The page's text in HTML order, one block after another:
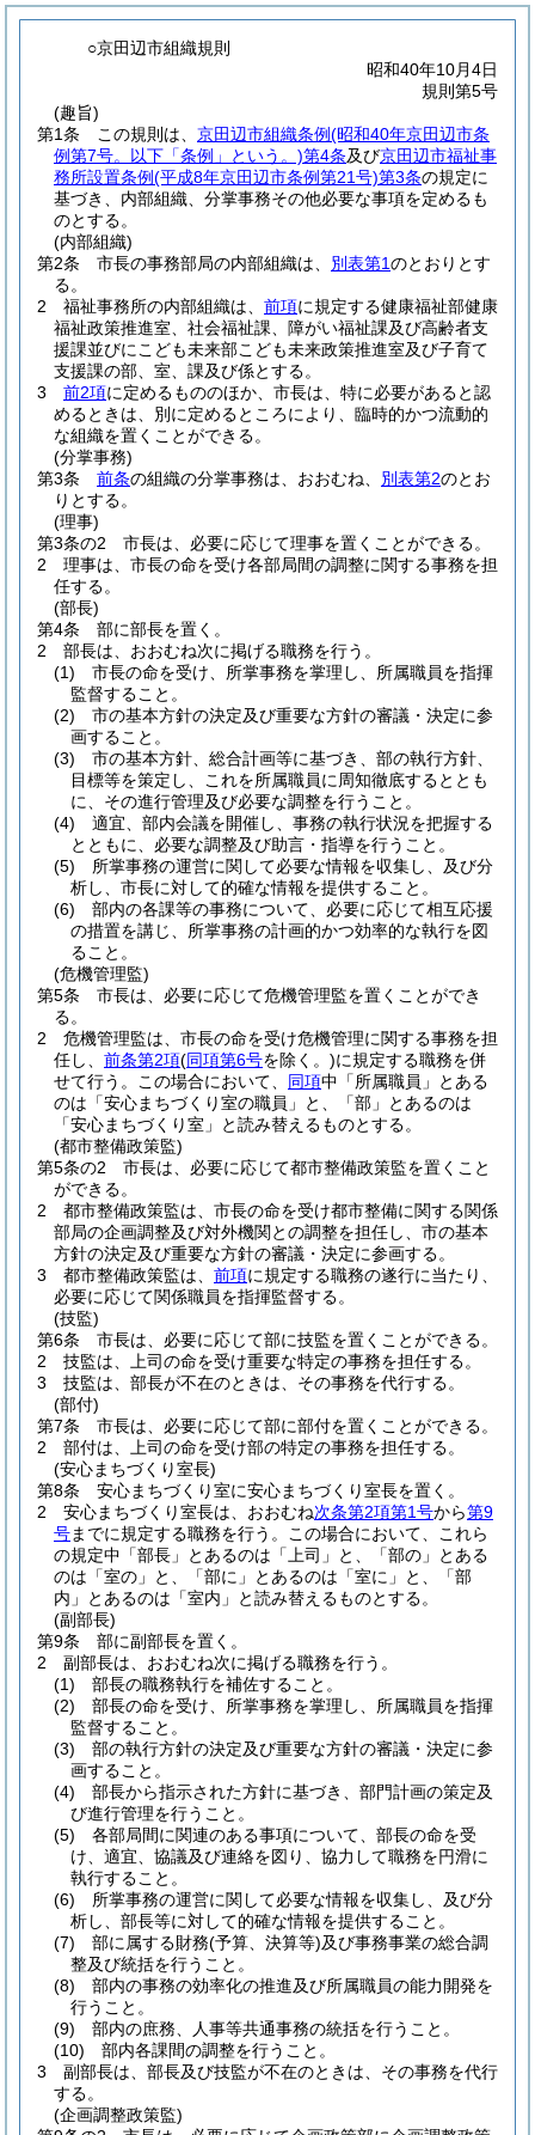
○京田辺市組織規則
昭和40年10月4日
規則第5号
(趣旨)
第1条
この規則は、 京田辺市組織条例(昭和40年京田辺市条
例第7号。以下「条例」という。)第4条及び京田辺市福祉事
務所設置条例(平成8年京田辺市条例第21号)第3条の規定に
基づき、内部組織、分掌事務その他必要な事項を定めるも
のとする。
(内部組織)
第2条
市長の事務部局の内部組織は、 別表第1のとおりとす
る。
2
福祉事務所の内部組織は、 前項に規定する健康福祉部健康
福祉政策推進室、社会福祉課、障がい福祉課及び高齢者支
援課並びにこども未来部こども未来政策推進室及び子育て
支援課の部、室、課及び係とする。
3
前2項に定めるもののほか、市長は、特に必要があると認
めるときは、別に定めるところにより、臨時的かつ流動的
な組織を置くことができる。
(分掌事務)
第3条
前条の組織の分掌事務は、おおむね、 別表第2のとお
りとする。
(理事)
第3条の2
市長は、必要に応じて理事を置くことができる。
2
理事は、市長の命を受け各部局間の調整に関する事務を担
任する。
(部長)
第4条
部に部長を置く。
2
部長は、おおむね次に掲げる職務を行う。
(1)
市長の命を受け、所掌事務を掌理し、所属職員を指揮
監督すること。
(2)
市の基本方針の決定及び重要な方針の審議・決定に参
画すること。
(3)
市の基本方針、総合計画等に基づき、部の執行方針、
目標等を策定し、これを所属職員に周知徹底するととも
に、その進行管理及び必要な調整を行うこと。
(4)
適宜、部内会議を開催し、事務の執行状況を把握する
とともに、必要な調整及び助言・指導を行うこと。
(5)
所掌事務の運営に関して必要な情報を収集し、及び分
析し、市長に対して的確な情報を提供すること。
(6)
部内の各課等の事務について、必要に応じて相互応援
の措置を講じ、所掌事務の計画的かつ効率的な執行を図
ること。
(危機管理監)
第5条
市長は、必要に応じて危機管理監を置くことができ
る。
2
危機管理監は、市長の命を受け危機管理に関する事務を担
任し、 前条第2項(同項第6号を除く。)に規定する職務を併
せて行う。
この場合において、 同項中「所属職員」とある
のは「安心まちづくり室の職員」と、「部」とあるのは
「安心まちづくり室」と読み替えるものとする。
(都市整備政策監)
第5条の2
市長は、必要に応じて都市整備政策監を置くこと
ができる。
2
都市整備政策監は、市長の命を受け都市整備に関する関係
部局の企画調整及び対外機関との調整を担任し、市の基本
方針の決定及び重要な方針の審議・決定に参画する。
3
都市整備政策監は、 前項に規定する職務の遂行に当たり、
必要に応じて関係職員を指揮監督する。
(技監)
第6条
市長は、必要に応じて部に技監を置くことができる。
2
技監は、上司の命を受け重要な特定の事務を担任する。
3
技監は、部長が不在のときは、その事務を代行する。
(部付)
第7条
市長は、必要に応じて部に部付を置くことができる。
2
部付は、上司の命を受け部の特定の事務を担任する。
(安心まちづくり室長)
第8条
安心まちづくり室に安心まちづくり室長を置く。
2
安心まちづくり室長は、おおむね次条第2項第1号から第9
号までに規定する職務を行う。
この場合において、これら
の規定中「部長」とあるのは「上司」と、「部の」とある
のは「室の」と、「部に」とあるのは「室に」と、「部
内」とあるのは「室内」と読み替えるものとする。
(副部長)
第9条
部に副部長を置く。
2
副部長は、おおむね次に掲げる職務を行う。
(1)
部長の職務執行を補佐すること。
(2)
部長の命を受け、所掌事務を掌理し、所属職員を指揮
監督すること。
(3)
部の執行方針の決定及び重要な方針の審議・決定に参
画すること。
(4)
部長から指示された方針に基づき、部門計画の策定及
び進行管理を行うこと。
(5)
各部局間に関連のある事項について、部長の命を受
け、適宜、協議及び連絡を図り、協力して職務を円滑に
執行すること。
(6)
所掌事務の運営に関して必要な情報を収集し、及び分
析し、部長等に対して的確な情報を提供すること。
(7)
部に属する財務(予算、決算等)及び事務事業の総合調
整及び統括を行うこと。
(8)
部内の事務の効率化の推進及び所属職員の能力開発を
行うこと。
(9)
部内の庶務、人事等共通事務の統括を行うこと。
(10)
部内各課間の調整を行うこと。
3
副部長は、部長及び技監が不在のときは、その事務を代行
する。
(企画調整政策監)